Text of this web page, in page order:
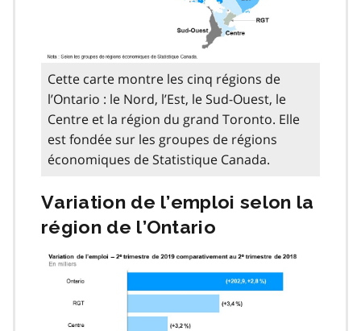
Cette carte montre les cinq régions de
l’Ontario : le Nord, l’Est, le Sud-Ouest, le
Centre et la région du grand Toronto. Elle
est fondée sur les groupes de régions
économiques de Statistique Canada.
Variation de l’emploi selon la
région de l’Ontario